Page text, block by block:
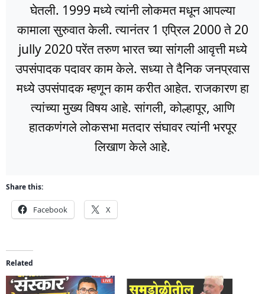
घेतली. 1999 मध्ये त्यांनी लोकमत मधून आपल्या
कामाला सुरुवात केली. त्यानंतर 1 एप्रिल 2000 ते 20
jully 2020 परेंत तरुण भारत च्या सांगली आवृत्ती मध्ये
उपसंपादक पदावर काम केले. सध्या ते दैनिक जनप्रवास
मध्ये उपसंपादक म्हणून काम करीत आहेत. राजकारण हा
त्यांच्या मुख्य विषय आहे. सांगली, कोल्हापूर, आणि
हातकणंगले लोकसभा मतदार संघावर त्यांनी भरपूर
लिखाण केले आहे.
Share this:
Facebook X
Related